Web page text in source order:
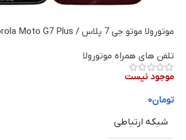
موتورولا موتو جی 7 پلاس / Motorola Moto G7 Plus
تلفن های همراه موتورولا
موجود نیست
تومان۰
شبکه ارتباطی